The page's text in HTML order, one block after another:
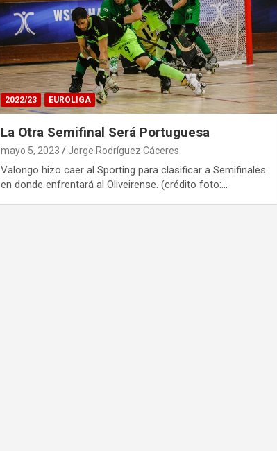
2022/23 EUROLIGA
La Otra Semifinal Será Portuguesa
mayo 5, 2023 Jorge Rodríguez Cáceres
Valongo hizo caer al Sporting para clasificar a Semifinales
en donde enfrentará al Oliveirense. (crédito foto:…